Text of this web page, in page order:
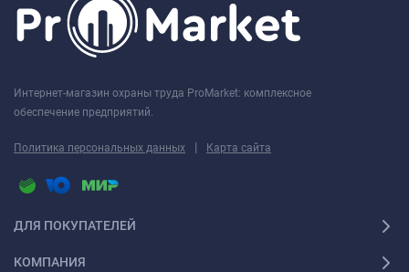
Интернет-магазин охраны труда ProMarket: комплексное
обеспечение предприятий.
Политика персональных данных | Карта сайта
ДЛЯ ПОКУПАТЕЛЕЙ
КОМПАНИЯ